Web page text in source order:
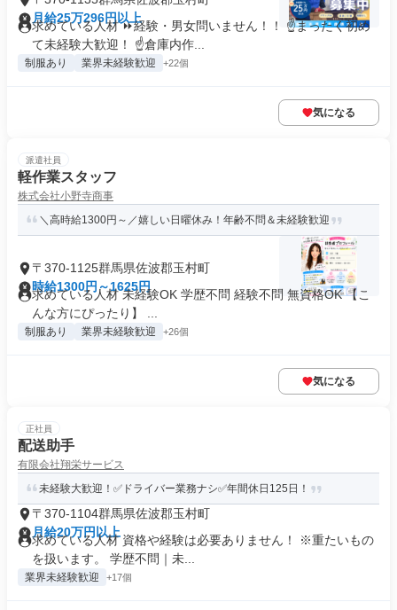
月給25万296円以上
求めている人材 ⏩経験・男女問いません！！ ☝まったく初め
て未経験大歓迎！ ☝倉庫内作...
制服あり 業界未経験歓迎 +22個
気になる
派遣社員
軽作業スタッフ
株式会社小野寺商事
＼高時給1300円～／嬉しい日曜休み！年齢不問＆未経験歓迎
〒370-1125群馬県佐波郡玉村町
時給1300円～1625円
求めている人材 未経験OK 学歴不問 経験不問 無資格OK 【こ
んな方にぴったり】 ...
制服あり 業界未経験歓迎 +26個
気になる
正社員
配送助手
有限会社翔栄サービス
未経験大歓迎！✅ドライバー業務ナシ✅年間休日125日！
〒370-1104群馬県佐波郡玉村町
月給20万円以上
求めている人材 資格や経験は必要ありません！ ※重たいもの
を扱います。 学歴不問｜未...
業界未経験歓迎 +17個